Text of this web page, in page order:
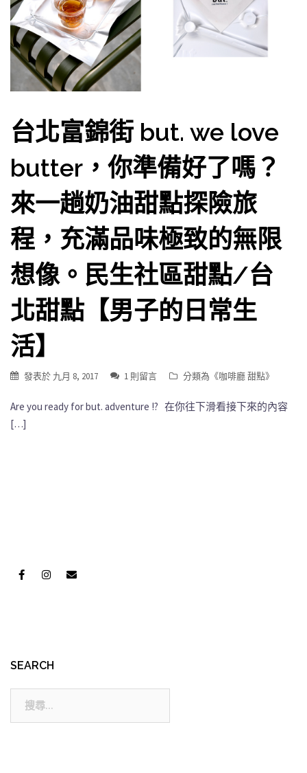
台北富錦街 but. we love
butter，你準備好了嗎？
來一趟奶油甜點探險旅
程，充滿品味極致的無限
想像。民生社區甜點/台
北甜點【男子的日常生
活】
發表於 九月 8, 2017 1 則留言 分類為《咖啡廳 甜點》
Are you ready for but. adventure !? 在你往下滑看接下來的內容
[…]
SEARCH